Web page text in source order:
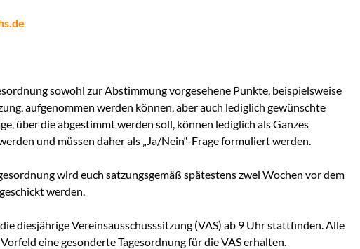
sowohl zur Abstimmung vorgesehene Punkte, beispielsweise
aufgenommen werden können, aber auch lediglich gewünschte
über die abgestimmt werden soll, können lediglich als Ganzes
und müssen daher als „Ja/Nein“-Frage formuliert werden.
wird euch satzungsgemäß spätestens zwei Wochen vor dem
werden.
diesjährige Vereinsausschusssitzung (VAS) ab 9 Uhr stattfinden. Alle
eine gesonderte Tagesordnung für die VAS erhalten.